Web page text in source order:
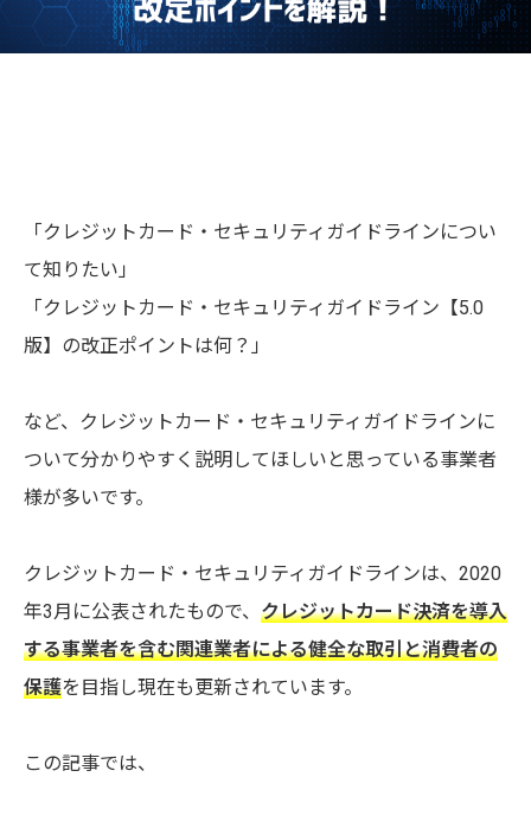
「クレジットカード・セキュリティガイドラインについ
て知りたい」
「クレジットカード・セキュリティガイドライン【5.0
版】の改正ポイントは何？」
など、クレジットカード・セキュリティガイドラインに
ついて分かりやすく説明してほしいと思っている事業者
様が多いです。
クレジットカード・セキュリティガイドラインは、2020
年3月に公表されたもので、 クレジットカード決済を導入
する事業者を含む関連業者による健全な取引と消費者の
保護を目指し現在も更新されています。
この記事では、